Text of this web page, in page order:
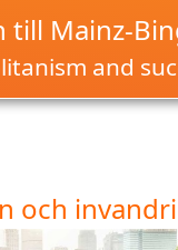
till Mainz-
and
och